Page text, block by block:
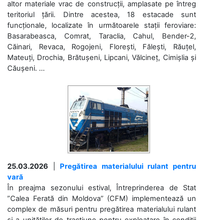
altor materiale vrac de construcții, amplasate pe întreg
teritoriul țării. Dintre acestea, 18 estacade sunt
funcționale, localizate în următoarele stații feroviare:
Basarabeasca, Comrat, Taraclia, Cahul, Bender-2,
Căinari, Revaca, Rogojeni, Florești, Fălești, Răuțel,
Mateuți, Drochia, Brătușeni, Lipcani, Vălcineț, Cimișlia și
Căușeni. ...
25.03.2026
Pregătirea materialului rulant pentru
vară
În preajma sezonului estival, Întreprinderea de Stat
”Calea Ferată din Moldova” (CFM) implementează un
complex de măsuri pentru pregătirea materialului rulant